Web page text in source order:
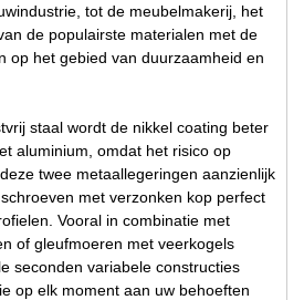
tot de meubelmakerij, het
de populairste materialen met de
op het gebied van duurzaamheid en
staal wordt de nikkel coating beter
aluminium, omdat het risico op
twee metaallegeringen aanzienlijk
met verzonken kop perfect
Vooral in combinatie met
of gleufmoeren met veerkogels
seconden variabele constructies
op elk moment aan uw behoeften